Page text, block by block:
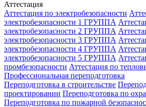
Аттестация
Аттестация по электробезопасности
электробезопасности 1 ГРУППА
электробезопасности 2 ГРУППА
электробезопасности 3 ГРУППА
электробезопасности 4 ГРУППА
электробезопасности 5 ГРУППА
промбезопасности Аттестация по
Профессиональная переподготовка
Переподготовка в строительстве
проектировании Переподготовка по
Переподготовка по пожарной